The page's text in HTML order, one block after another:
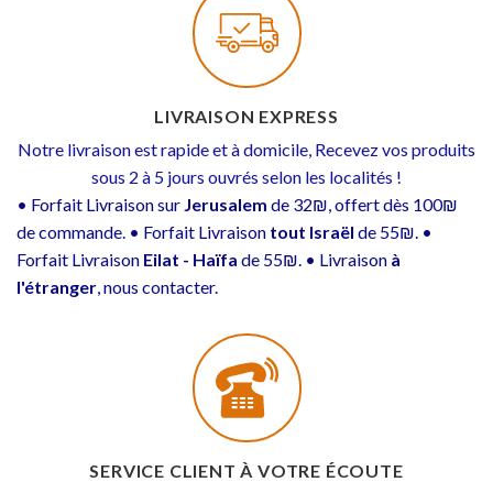
LIVRAISON EXPRESS
Notre livraison est rapide et à domicile, Recevez vos produits
sous 2 à 5 jours ouvrés selon les localités !
• Forfait Livraison sur Jerusalem de 32₪, offert dès 100₪
de commande. • Forfait Livraison tout Israël de 55₪. •
Forfait Livraison Eilat - Haïfa de 55₪. • Livraison à
l'étranger , nous contacter.
SERVICE CLIENT À VOTRE ÉCOUTE